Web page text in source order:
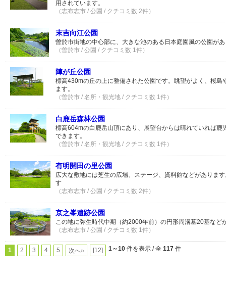
用されています。
（志布志市 / 公園 / クチコミ数 2件）
末吉向江公園
曽於市街地の中心部に、大きな池のある日本庭園風の公園が
（曽於市 / 公園 / クチコミ数 1件）
陣が丘公園
標高430mの丘の上に整備された公園です。眺望がよく、桜島
ます。
（曽於市 / 名所・観光地 / クチコミ数 1件）
白鹿岳森林公園
標高604mの白鹿岳山頂にあり、展望台からは晴れていれば鹿
できます。
（曽於市 / 名所・観光地 / クチコミ数 1件）
有明開田の里公園
広大な敷地には芝生の広場、ステージ、資料館などがありま
す
（志布志市 / 公園 / クチコミ数 2件）
京之峯遺跡公園
この地に弥生時代中期（約2000年前）の円形周溝墓20基など
（志布志市 / 公園 / クチコミ数 1件）
1 2 3 4 5 次へ» [12] 1～10 件を表示 / 全 117 件